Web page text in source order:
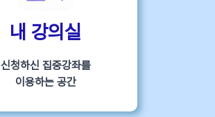
내 강의실
신청하신 집중강좌를
이용하는 공간